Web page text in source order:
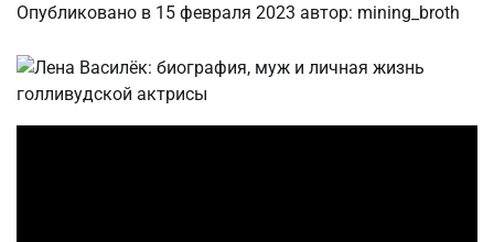
Опубликовано в 15 февраля 2023 автор: mining_broth